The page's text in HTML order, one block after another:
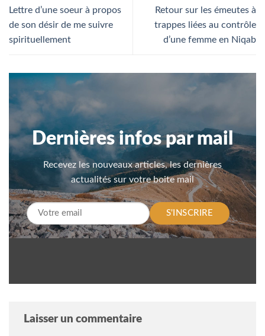
Lettre d’une soeur à propos
de son désir de me suivre
spirituellement
Retour sur les émeutes à
trappes liées au contrôle
d’une femme en Niqab
Dernières infos par mail
Recevez les nouveaux articles, les dernières
actualités sur votre boite mail
S'INSCRIRE
Laisser un commentaire